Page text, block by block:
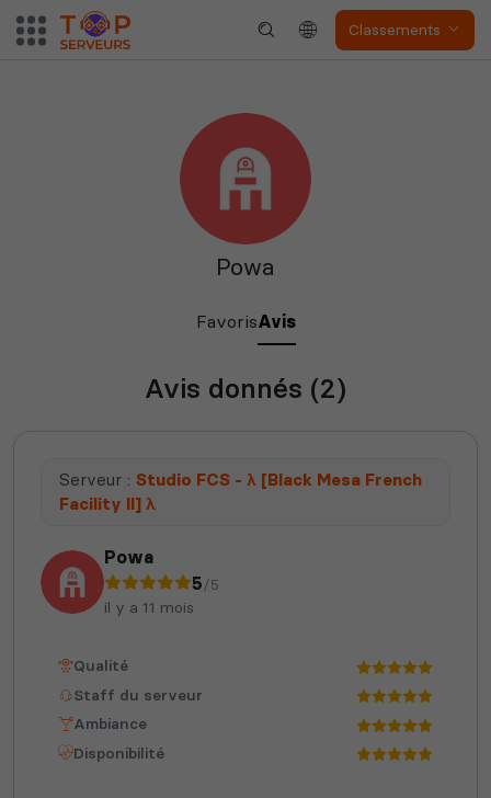
Classements
Hell Let Loose
Powa
FavorisAvis
Avis donnés (2)
Serveur : Studio FCS - λ [Black Mesa French
Facility II] λ
Powa
5/5
il y a 11 mois
Qualité
Staff du serveur
Ambiance
Disponibilité